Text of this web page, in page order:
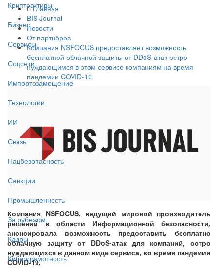
Криптоактивы
Бизнес
Сервисы
Соцсети
Импортозамещение
Технологии
ИИ
Связь
Нацбезопасность
Санкции
Промышленность
За рубежом
Кадры
Киберграмотность
Главная
BIS Journal
Новости
От партнёров
Компания NSFOCUS предоставляет возможность
бесплатной облачной защиты от DDoS-атак остро
нуждающимся в этом сервисе компаниям на время
пандемии COVID-19
Компания NSFOCUS, ведущий мировой производитель
решений в области Информационной безопасности,
анонсировала возможность предоставить бесплатно
облачную защиту от DDoS-атак для компаний, остро
нуждающихся в данном виде сервиса, во время пандемии
COVID-19.